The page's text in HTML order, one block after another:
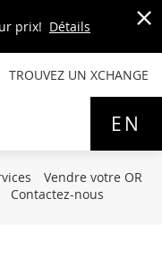
prix! Détails
x
TROUVEZ UN XCHANGE
EN
Vendre votre OR
Contactez-nous